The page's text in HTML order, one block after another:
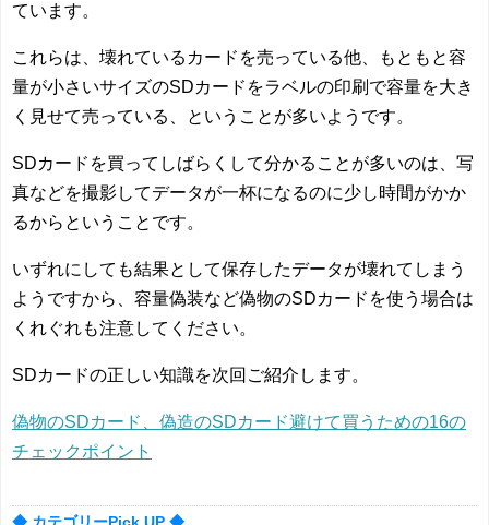
ています。
これらは、壊れているカードを売っている他、もともと容
量が小さいサイズのSDカードをラベルの印刷で容量を大き
く見せて売っている、ということが多いようです。
SDカードを買ってしばらくして分かることが多いのは、写
真などを撮影してデータが一杯になるのに少し時間がかか
るからということです。
いずれにしても結果として保存したデータが壊れてしまう
ようですから、容量偽装など偽物のSDカードを使う場合は
くれぐれも注意してください。
SDカードの正しい知識を次回ご紹介します。
偽物のSDカード、偽造のSDカード避けて買うための16の
チェックポイント